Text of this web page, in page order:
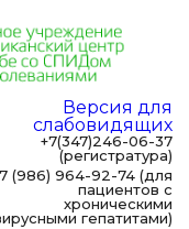
Версия для
слабовидящих
+7(347)246-06-37
(регистратура)
(986) 964-92-74 (для
пациентов с
хроническими
гепатитами)